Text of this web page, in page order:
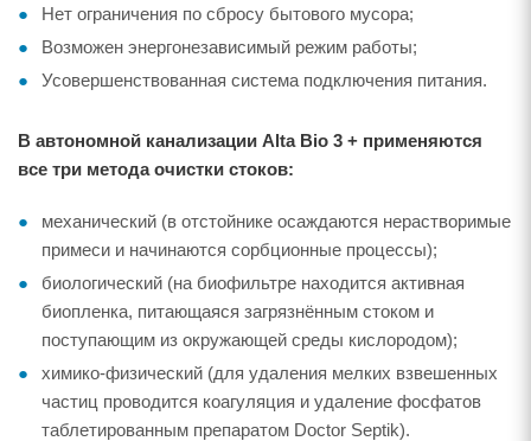
Нет ограничения по сбросу бытового мусора;
Возможен энергонезависимый режим работы;
Усовершенствованная система подключения питания.
В автономной канализации Alta Bio 3 + применяются
все три метода очистки стоков:
механический (в отстойнике осаждаются нерастворимые
примеси и начинаются сорбционные процессы);
биологический (на биофильтре находится активная
биопленка, питающаяся загрязнённым стоком и
поступающим из окружающей среды кислородом);
химико-физический (для удаления мелких взвешенных
частиц проводится коагуляция и удаление фосфатов
таблетированным препаратом Doctor Septik).